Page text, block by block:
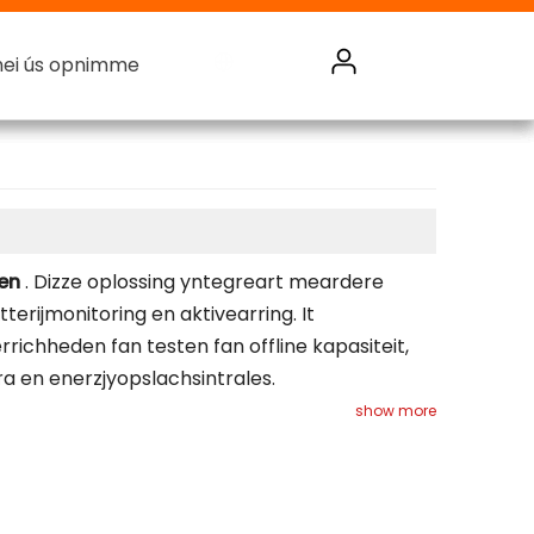
ús opnimme
ús opnimme
ús opnimme
ús opnimme
. Dizze oplossing yntegreart meardere
en aktivearring. It
fan testen fan offline kapasiteit,
en enerzjyopslachsintrales.
show more